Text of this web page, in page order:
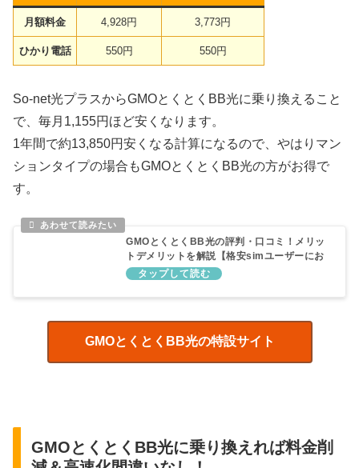
月額料金 4,928円 3,773円
ひかり電話 550円 550円
So-net光プラスからGMOとくとくBB光に乗り換えること
で、毎月1,155円ほど安くなります。
1年間で約13,850円安くなる計算になるので、やはりマン
ションタイプの場合もGMOとくとくBB光の方がお得で
す。
GMOとくとくBB光の評判・口コミ！メリッ
トデメリットを解説【格安simユーザーにお
すすめ】
GMOとくとくBB光の特設サイト
GMOとくとくBB光に乗り換えれば料金削